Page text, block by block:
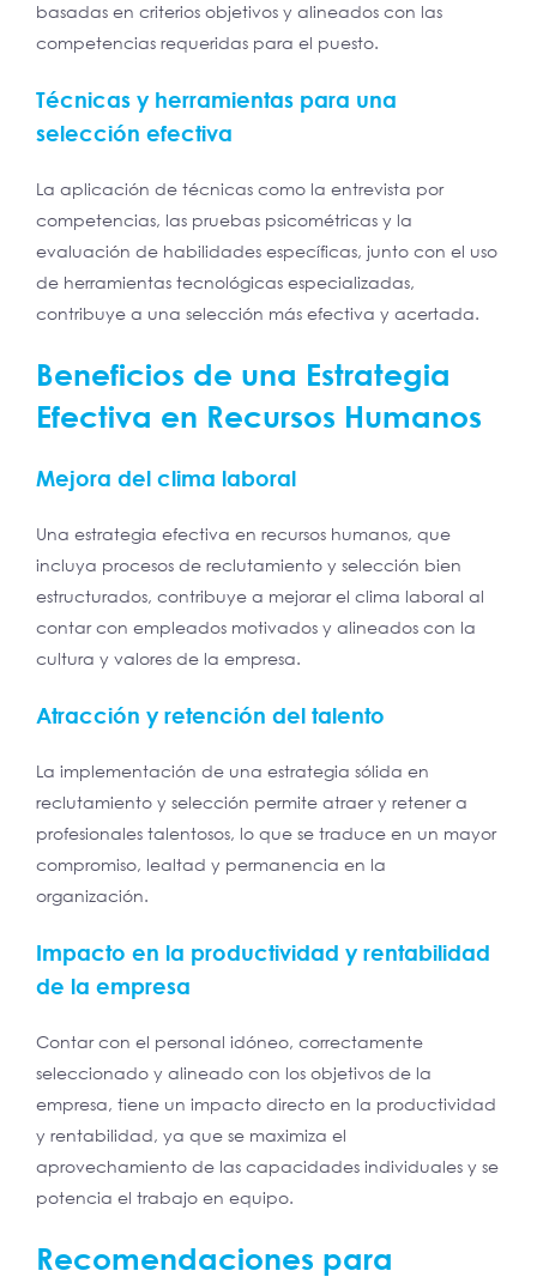
basadas en criterios objetivos y alineados con las
competencias requeridas para el puesto.
Técnicas y herramientas para una
selección efectiva
La aplicación de técnicas como la entrevista por
competencias, las pruebas psicométricas y la
evaluación de habilidades específicas, junto con el uso
de herramientas tecnológicas especializadas,
contribuye a una selección más efectiva y acertada.
Beneficios de una Estrategia
Efectiva en Recursos Humanos
Mejora del clima laboral
Una estrategia efectiva en recursos humanos, que
incluya procesos de reclutamiento y selección bien
estructurados, contribuye a mejorar el clima laboral al
contar con empleados motivados y alineados con la
cultura y valores de la empresa.
Atracción y retención del talento
La implementación de una estrategia sólida en
reclutamiento y selección permite atraer y retener a
profesionales talentosos, lo que se traduce en un mayor
compromiso, lealtad y permanencia en la
organización.
Impacto en la productividad y rentabilidad
de la empresa
Contar con el personal idóneo, correctamente
seleccionado y alineado con los objetivos de la
empresa, tiene un impacto directo en la productividad
y rentabilidad, ya que se maximiza el
aprovechamiento de las capacidades individuales y se
potencia el trabajo en equipo.
Recomendaciones para